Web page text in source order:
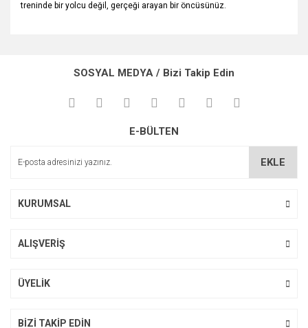
treninde bir yolcu değil, gerçeği arayan bir öncüsünüz.
kullanarak tarafımıza iletebilirsiniz.
Görüş ve önerileriniz için teşekkür ederiz.
Ürün açıklamasında eksik bilgiler bulunuyor.
SOSYAL MEDYA / Bizi Takip Edin
E-BÜLTEN
EKLE
KURUMSAL
ALIŞVERİŞ
ÜYELİK
BİZİ TAKİP EDİN